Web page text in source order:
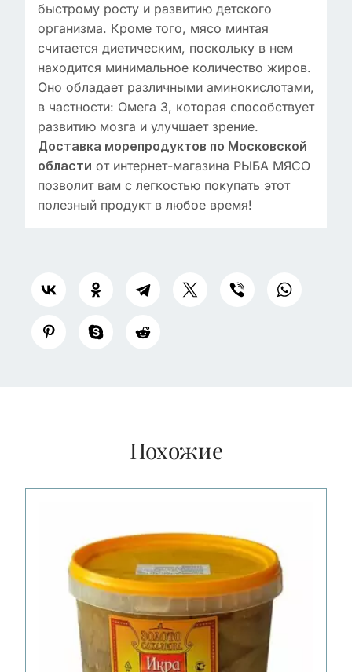
быстрому росту и развитию детского
организма. Кроме того, мясо минтая
считается диетическим, поскольку в нем
находится минимальное количество жиров.
Оно обладает различными аминокислотами,
в частности: Омега 3, которая способствует
развитию мозга и улучшает зрение.
Доставка морепродуктов по Московской
области от интернет-магазина РЫБА МЯСО
позволит вам с легкостью покупать этот
полезный продукт в любое время!
Похожие